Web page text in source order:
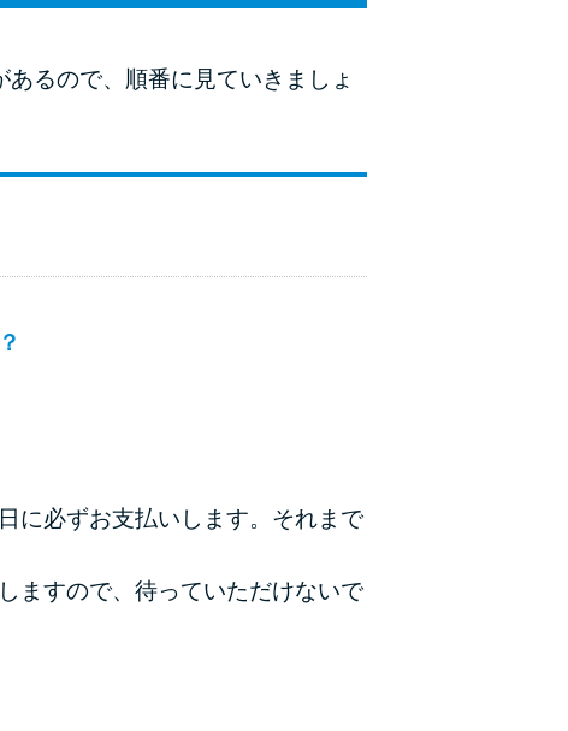
準と工面法
ン別の問い合わせ方法
るので、順番に見ていきましょ
に必ずお支払いします。それまで
ますので、待っていただけないで